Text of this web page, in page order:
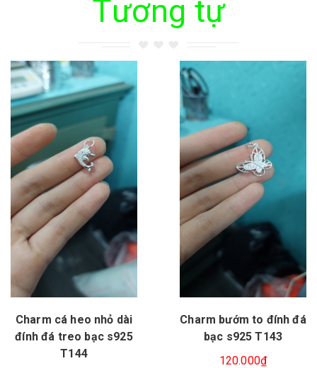
Tương tự
Charm cá heo nhỏ dài
đính đá treo bạc s925
T144
Charm bướm to đính đá
bạc s925 T143
120.000₫